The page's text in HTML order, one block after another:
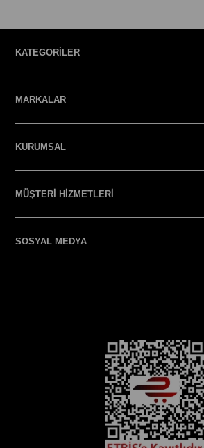
KATEGORİLER
MARKALAR
KURUMSAL
MÜŞTERİ HİZMETLERİ
SOSYAL MEDYA